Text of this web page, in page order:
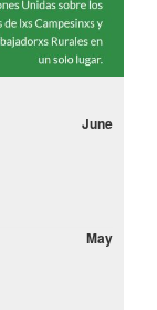
June
May